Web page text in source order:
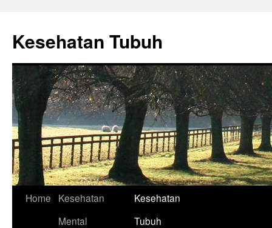
content
Kesehatan Tubuh
Home
Kesehatan
Mental
Kesehatan
Tubuh